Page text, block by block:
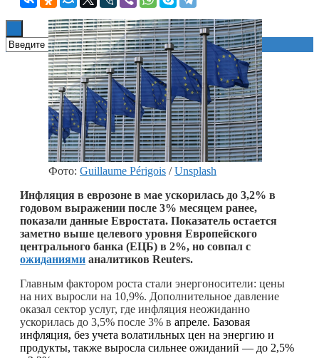
Фото: Guillaume Périgois /Unsplash
Инфляция в еврозоне в мае ускорилась до 3,2% в
годовом выражении после 3% месяцем ранее,
показали данные Евростата. Показатель остается
заметно выше целевого уровня Европейского
центрального банка (ЕЦБ) в 2%, но совпал с
ожиданиями аналитиков Reuters.
Главным фактором роста стали энергоносители: цены
на них выросли на 10,9%. Дополнительное давление
оказал сектор услуг, где инфляция неожиданно
ускорилась до 3,5% после 3% в апреле. Базовая
инфляция, без учета волатильных цен на энергию и
продукты, также выросла сильнее ожиданий — до 2,5%